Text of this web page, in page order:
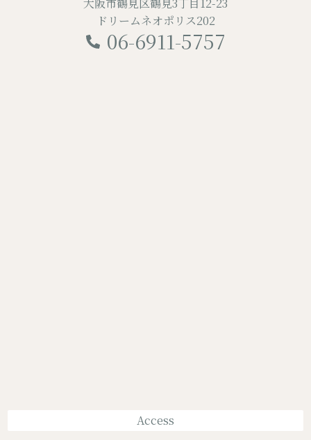
ドリームネオポリス202
06-6911-5757
Access